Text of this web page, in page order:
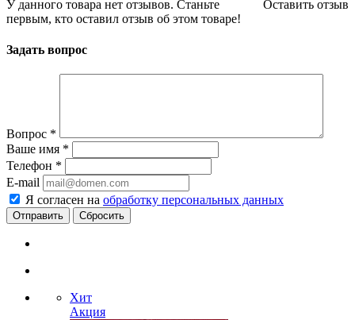
Оставить отзыв
У данного товара нет отзывов. Станьте
первым, кто оставил отзыв об этом товаре!
Задать вопрос
Вопрос *
Ваше имя *
Телефон *
E-mail
Я согласен на обработку персональных данных
Сбросить
Хит
Акция